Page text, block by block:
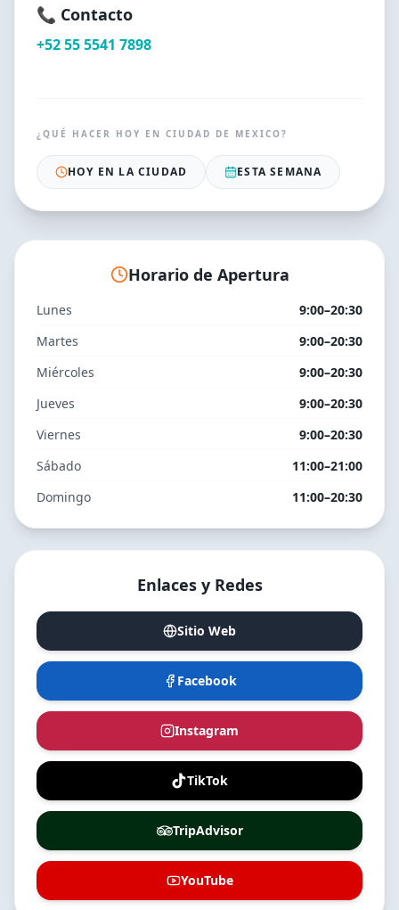
📞 Contacto
+52 55 5541 7898
¿QUÉ HACER HOY EN CIUDAD DE MEXICO?
HOY EN LA CIUDAD ESTA SEMANA
Horario de Apertura
Lunes
9:00–20:30
Martes
9:00–20:30
Miércoles
9:00–20:30
Jueves
9:00–20:30
Viernes
9:00–20:30
Sábado
11:00–21:00
Domingo
11:00–20:30
Enlaces y Redes
Sitio Web
Facebook
Instagram
TikTok
TripAdvisor
YouTube